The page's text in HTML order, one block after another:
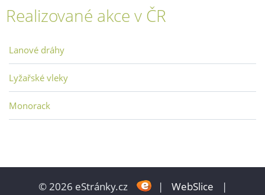
Realizované akce v ČR
Lanové dráhy
Lyžařské vleky
Monorack
© 2026 eStránky.cz | WebSlice
|